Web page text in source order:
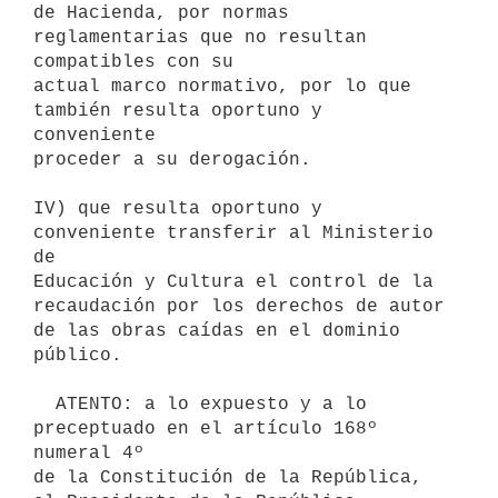
de Hacienda, por normas
reglamentarias que no resultan
compatibles con su
actual marco normativo, por lo que
también resulta oportuno y
conveniente
proceder a su derogación.
IV) que resulta oportuno y
conveniente transferir al Ministerio
de
Educación y Cultura el control de la
recaudación por los derechos de autor
de las obras caídas en el dominio
público.
preceptuado en el artículo 168º
numeral 4º
de la Constitución de la República,